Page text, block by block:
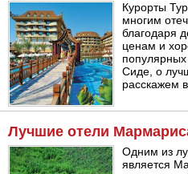
Курорты
многим
благодаря
ценам и
популярных
Сиде, о
расскажем
Лучшие отели
Одним из
является